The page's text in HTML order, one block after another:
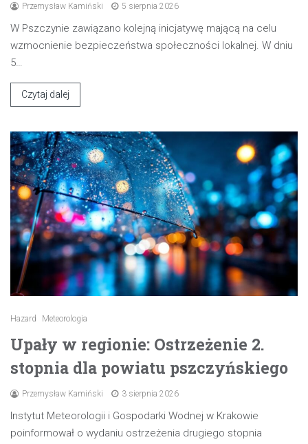
Przemysław Kamiński 5 sierpnia 2026
W Pszczynie zawiązano kolejną inicjatywę mającą na celu
wzmocnienie bezpieczeństwa społeczności lokalnej. W dniu
5…
Czytaj dalej
Hazard Meteorologia
Upały w regionie: Ostrzeżenie 2.
stopnia dla powiatu pszczyńskiego
Przemysław Kamiński 3 sierpnia 2026
Instytut Meteorologii i Gospodarki Wodnej w Krakowie
poinformował o wydaniu ostrzeżenia drugiego stopnia